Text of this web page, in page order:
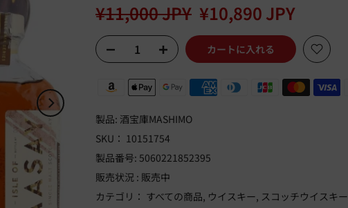
¥11,000 JPY ¥10,890 JPY
カートに入れる
製品: 酒宝庫MASHIMO
SKU： 10151754
製品番号: 5060221852395
販売状況 : 販売中
カテゴリ： すべての商品 ウイスキー スコッチウイスキー